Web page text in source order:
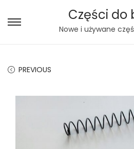
S
n
a
S
c
o
Części do
Nowe i używane
PREVIOUS